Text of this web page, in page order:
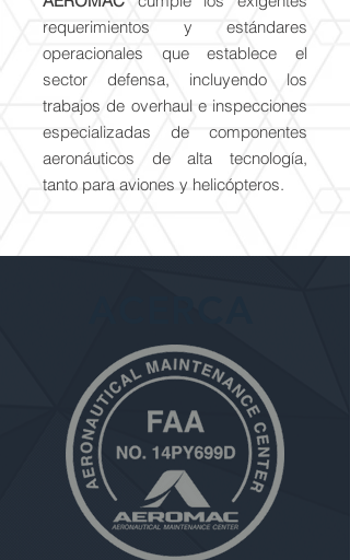
requerimientos y estándares
operacionales que establece el
sector defensa, incluyendo los
trabajos de overhaul e inspecciones
especializadas de componentes
aeronáuticos de alta tecnología,
tanto para aviones y helicópteros.